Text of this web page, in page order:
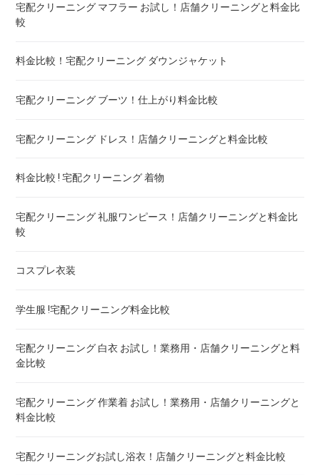
布団のレンタル 安いのは ! 東京・大阪・福岡
エアウィーヴ マットレスのクリーニング ! どこがいい
布団の洗濯ネット コインランドリー ! ドラム式におすすめは
布団クリーニング 防ダニ加工 ! 効果と危険性
ゴアテックス 羽毛布団 クリーニング ! 料金ランキング
こたつ布団のクリーニング代 ! 料金比較
の違いも
トゥルースリーパー マットレスのクリーニング ! どこがいい
ウェイトブランケットの洗い方 ! 洗えないタイプの対処法も
重い布団の洗い方 ! 洗えないタイプの対処法も
宅配クリーニング マフラー お試し！店舗クリーニングと料金比
較
料金比較！宅配クリーニング ダウンジャケット
宅配クリーニング ブーツ！仕上がり料金比較
宅配クリーニング ドレス！店舗クリーニングと料金比較
料金比較 ! 宅配クリーニング 着物
宅配クリーニング 礼服ワンピース！店舗クリーニングと料金比
較
コスプレ衣装
学生服 !宅配クリーニング料金比較
宅配クリーニング 白衣 お試し！業務用・店舗クリーニングと料
金比較
宅配クリーニング 作業着 お試し！業務用・店舗クリーニングと
料金比較
宅配クリーニングお試し浴衣！店舗クリーニングと料金比較